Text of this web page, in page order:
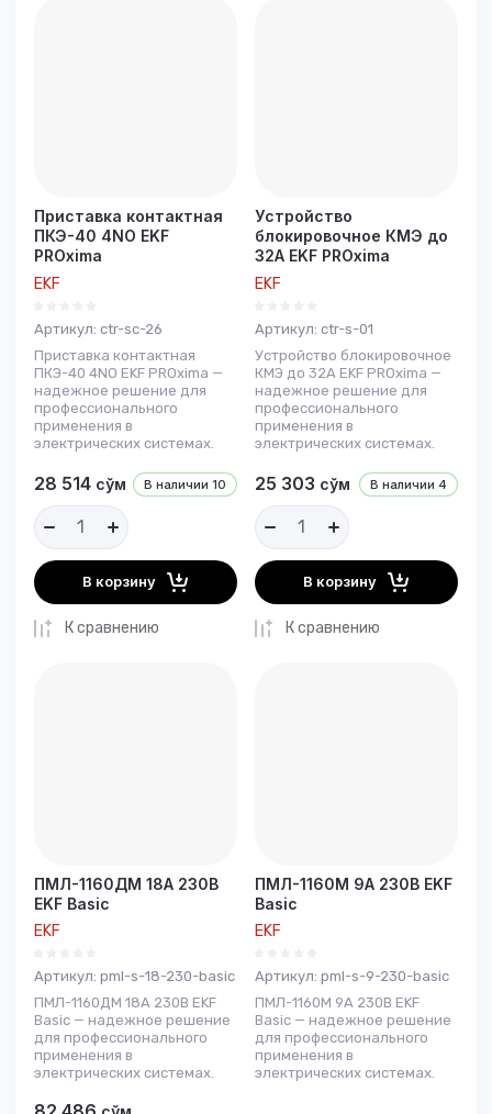
Приставка контактная
ПКЭ-40 4NO EKF
PROxima
EKF
Артикул: ctr-sc-26
Приставка контактная
ПКЭ-40 4NO EKF PROxima —
надежное решение для
профессионального
применения в
электрических системах.
В наличии 10
28 514 сўм
В корзину
К сравнению
Уcтройство
блокировочное КМЭ до
32А EKF PROxima
EKF
Артикул: ctr-s-01
Уcтройство блокировочное
КМЭ до 32А EKF PROxima —
надежное решение для
профессионального
применения в
электрических системах.
В наличии 4
25 303 сўм
В корзину
К сравнению
ПМЛ-1160ДМ 18А 230В
EKF Basic
EKF
Артикул: pml-s-18-230-basic
ПМЛ-1160ДМ 18А 230В EKF
Basic — надежное решение
для профессионального
применения в
электрических системах.
ПМЛ-1160М 9А 230В EKF
Basic
EKF
Артикул: pml-s-9-230-basic
ПМЛ-1160М 9А 230В EKF
Basic — надежное решение
для профессионального
применения в
электрических системах.